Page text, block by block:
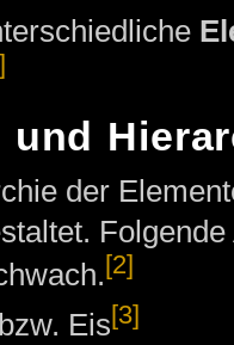
und
der
[2]
Eis[3]